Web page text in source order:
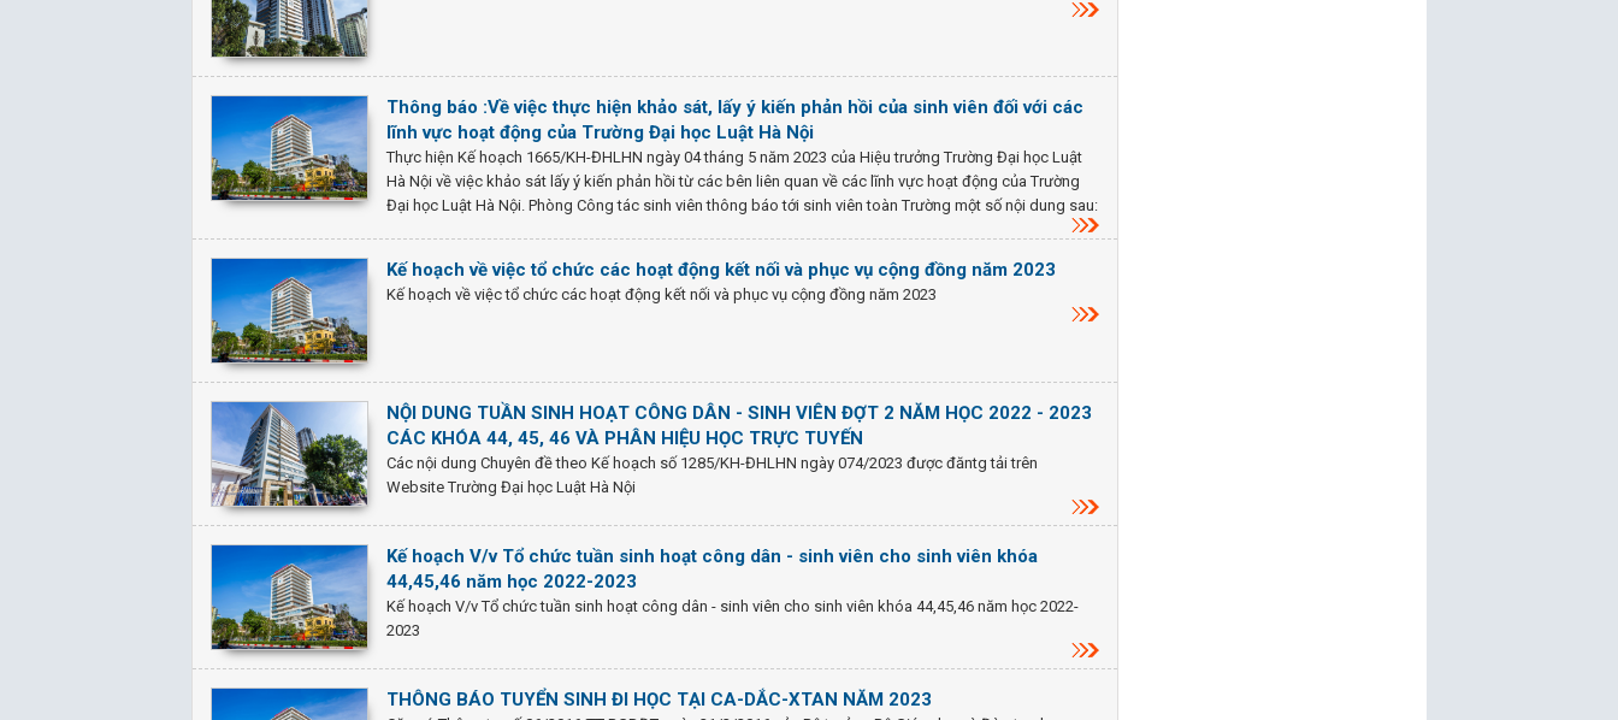
Thông báo :Về việc thực hiện khảo sát, lấy ý kiến phản hồi của sinh viên đối với các
lĩnh vực hoạt động của Trường Đại học Luật Hà Nội
Thực hiện Kế hoạch 1665/KH-ĐHLHN ngày 04 tháng 5 năm 2023 của Hiệu trưởng Trường Đại học Luật
Hà Nội về việc khảo sát lấy ý kiến phản hồi từ các bên liên quan về các lĩnh vực hoạt động của Trường
Đại học Luật Hà Nội. Phòng Công tác sinh viên thông báo tới sinh viên toàn Trường một số nội dung sau:
Kế hoạch về việc tổ chức các hoạt động kết nối và phục vụ cộng đồng năm 2023
Kế hoạch về việc tổ chức các hoạt động kết nối và phục vụ cộng đồng năm 2023
NỘI DUNG TUẦN SINH HOẠT CÔNG DÂN - SINH VIÊN ĐỢT 2 NĂM HỌC 2022 - 2023
CÁC KHÓA 44, 45, 46 VÀ PHÂN HIỆU HỌC TRỰC TUYẾN
Các nội dung Chuyên đề theo Kế hoạch số 1285/KH-ĐHLHN ngày 074/2023 được đăntg tải trên
Website Trường Đại học Luật Hà Nội
Kế hoạch V/v Tổ chức tuần sinh hoạt công dân - sinh viên cho sinh viên khóa
44,45,46 năm học 2022-2023
Kế hoạch V/v Tổ chức tuần sinh hoạt công dân - sinh viên cho sinh viên khóa 44,45,46 năm học 2022-
2023
THÔNG BÁO TUYỂN SINH ĐI HỌC TẠI CA-DẮC-XTAN NĂM 2023